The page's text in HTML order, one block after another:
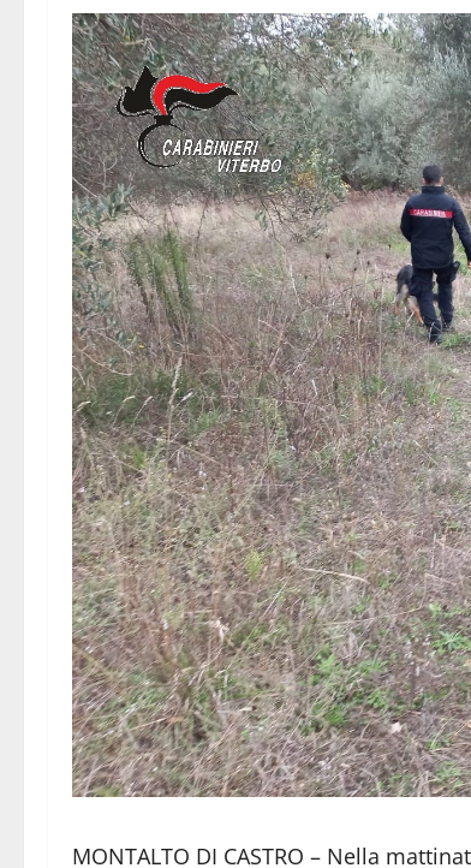
MONTALTO DI CASTRO – Nella